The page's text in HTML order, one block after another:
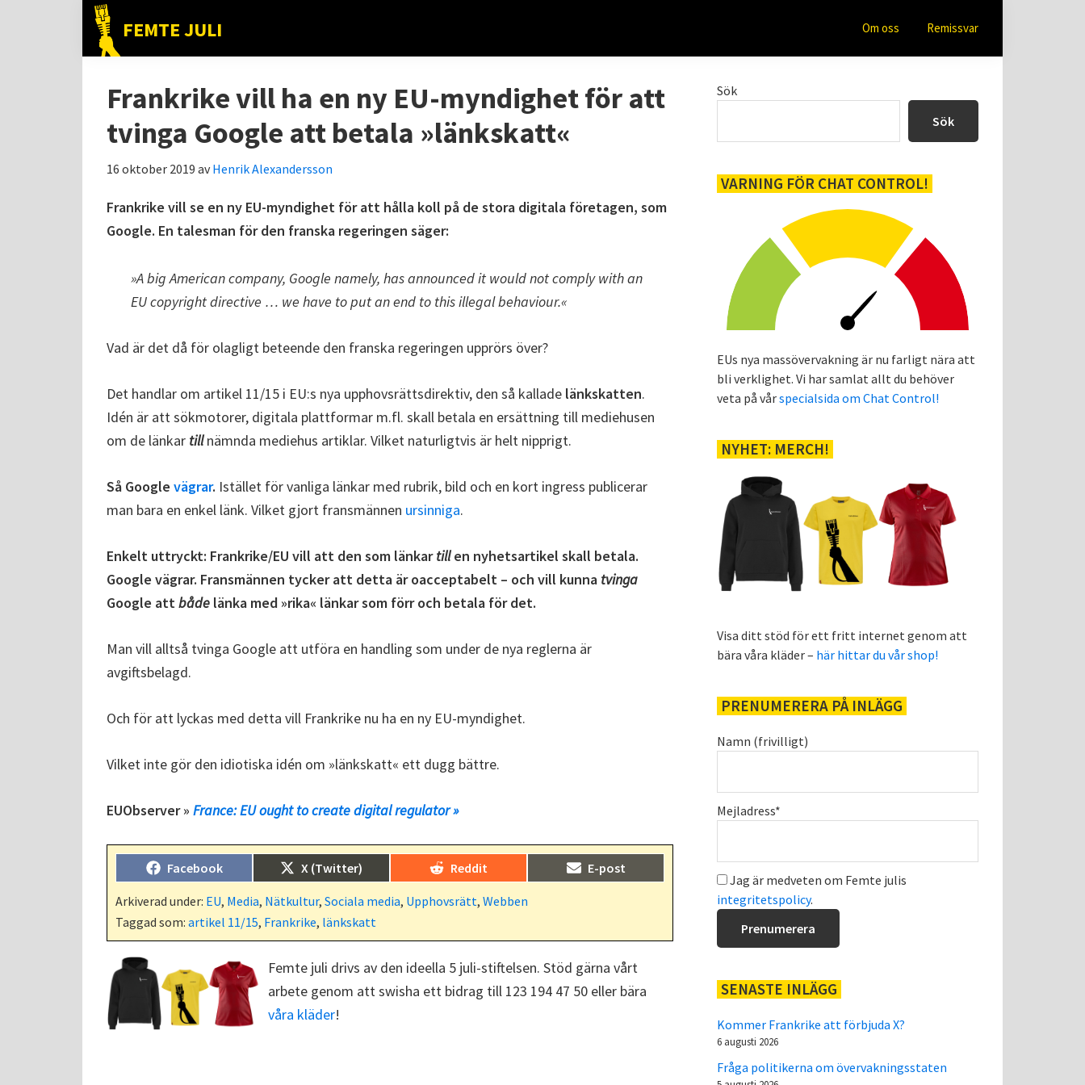
huvudnavigering
FEMTE JULI
Nätet
folket!
Om oss Remissvar
Frankrike vill ha en ny EU-myndighet för att
tvinga Google att betala »länkskatt«
16 oktober 2019 avHenrik Alexandersson
Frankrike vill se en ny EU-myndighet för att hålla koll på de stora digitala företagen, som
Google. En talesman för den franska regeringen säger:
»A big American company, Google namely, has announced it would not comply with an
EU copyright directive … we have to put an end to this illegal behaviour.«
Vad är det då för olagligt beteende den franska regeringen upprörs över?
Det handlar om artikel 11/15 i EU:s nya upphovsrättsdirektiv, den så kallade länkskatten.
Idén är att sökmotorer, digitala plattformar m.fl. skall betala en ersättning till mediehusen
om de länkar tillnämnda mediehus artiklar. Vilket naturligtvis är helt nipprigt.
Så Google vägrar. Istället för vanliga länkar med rubrik, bild och en kort ingress publicerar
man bara en enkel länk. Vilket gjort fransmännen ursinniga.
Enkelt uttryckt: Frankrike/EU vill att den som länkartillen nyhetsartikel skall betala.
Google vägrar. Fransmännen tycker att detta är oacceptabelt – och vill kunna tvinga
Google attbåde länka med »rika« länkar som förr och betala för det.
Man vill alltså tvinga Google att utföra en handling som under de nya reglerna är
avgiftsbelagd.
Och för att lyckas med detta vill Frankrike nu ha en ny EU-myndighet.
Vilket inte gör den idiotiska idén om »länkskatt« ett dugg bättre.
EUObserver » France: EU ought to create digital regulator »
Dela
på
Facebook
Dela
på
X (Twitter)
Dela
på
Reddit
Dela
på
E-post
Arkiverad under: EU, Media, Nätkultur, Sociala media, Upphovsrätt, Webben
Taggad som: artikel 11/15, Frankrike, länkskatt
Femte juli drivs av den ideella 5 juli-stiftelsen. Stöd gärna vårt
arbete genom att swisha ett bidrag till 123 194 47 50 eller bära
våra kläder!
Primärt
Sök
Sök
VARNING FÖR CHAT CONTROL!
EUs nya massövervakning är nu farligt nära att
bli verklighet. Vi har samlat allt du behöver
veta på vårspecialsida om Chat Control!
NYHET: MERCH!
Visa ditt stöd för ett fritt internet genom att
bära våra kläder – här hittar du vår shop!
PRENUMERERA PÅ INLÄGG
Namn (frivilligt)
Mejladress*
Jag är medveten om Femte julis
integritetspolicy.
SENASTE INLÄGG
Kommer Frankrike att förbjuda X?
6 augusti 2026
Fråga politikerna om övervakningsstaten